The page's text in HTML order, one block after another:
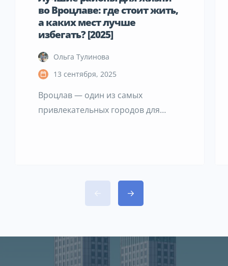
во Вроцлаве: где стоит жить,
а каких мест лучше
избегать? [2025]
Ольга Тулинова
13 сентября, 2025
Вроцлав — один из самых
привлекательных городов для
разнообразие жилой застройки —
от современных комплексов до
района имеет решающее
значение: именно он определяет